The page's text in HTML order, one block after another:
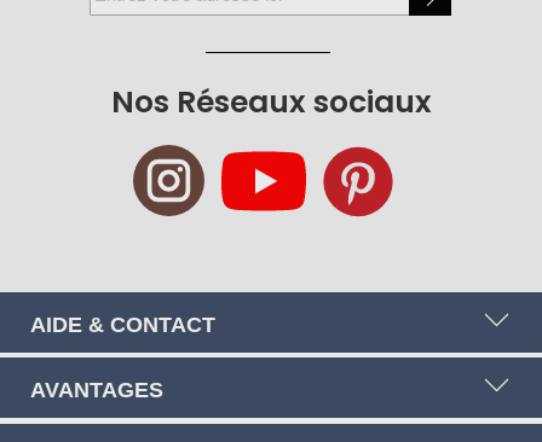
Nos Réseaux sociaux
à
AIDE & CONTACT
AVANTAGES